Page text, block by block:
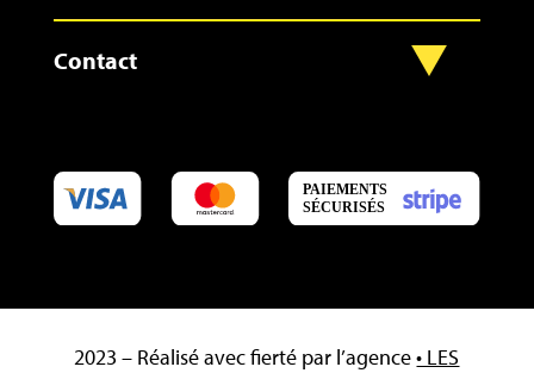
Contact
2023 – Réalisé avec fierté par l’agence• LES